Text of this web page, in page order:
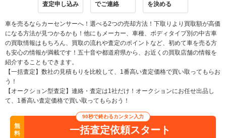
査定申し込み
でご連絡
を決める
車を売るならカーセンサーへ！選べる2つの売却方法！下取りより買取額が高価
になる方法が見つかるかも！他にもメーカー、車種、ボディタイプ別の中古車
の買取情報はもちろん、買取の流れや査定のポイントなど、初めて車を売る方
も安心の情報が満載です！五十音や都道府県から、お近くの買取店舗の情報を
紹介することもできます。
【一括査定】数社の見積もりを比較して、1番高い査定価格で買い取ってもらお
う！
【オークション型査定】連絡・査定は1社だけ！オークションにお任せ出品し
て、1番高い査定価格で買い取ってもらおう！
無
料
90秒で終わるカンタン入力
一括査定依頼スタート